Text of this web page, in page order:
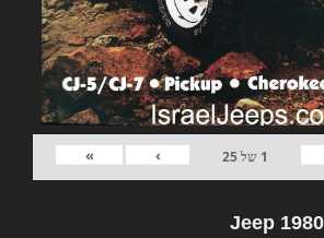
1 של25
›
»